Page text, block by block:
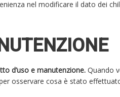
nel modificare il dato dei
d’uso e manutenzione. Quando
osservare cosa è stato